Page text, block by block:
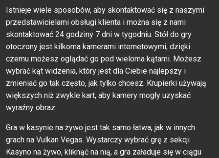
Istnieje wiele sposobów, aby skontaktować się z naszymi
przedstawicielami obsługi klienta i można się z nami
skontaktować 24 godziny 7 dni w tygodniu. Stół do gry
otoczony jest kilkoma kamerami internetowymi, dzięki
czemu możesz oglądać go pod wieloma kątami. Możesz
wybrać kąt widzenia, który jest dla Ciebie najlepszy i
zmieniać go tak często, jak tylko chcesz. Krupierki używają
większych niż zwykle kart, aby kamery mogły uzyskać
wyraźny obraz.
Gra w kasynie na żywo jest tak samo łatwa, jak w innych
grach na Vulkan Vegas. Wystarczy wybrać grę z sekcji
Kasyno na żywo, kliknąć na nią, a gra załaduje się w ciągu